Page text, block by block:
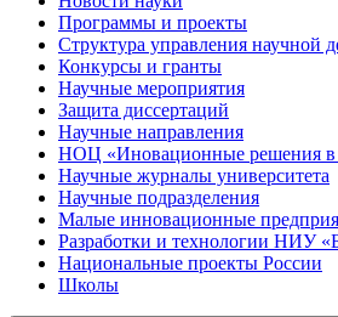
Программы и проекты
Структура управления научной
Конкурсы и гранты
Научные мероприятия
Защита диссертаций
Научные направления
НОЦ «Иновационные решения
Научные журналы университета
Научные подразделения
Малые инновационные
Разработки и технологии НИУ
Национальные проекты России
Школы